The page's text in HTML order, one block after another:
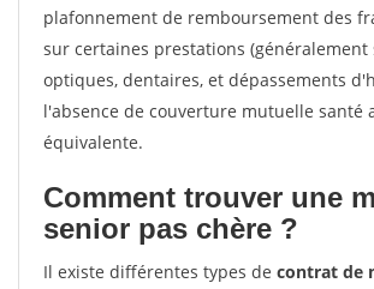
plafonnement de remboursement des
sur certaines prestations
optiques, dentaires, et dépassements
l'absence de couverture mutuelle santé
équivalente.
Comment trouver une
senior pas chère ?
Il existe différentes types de contrat de